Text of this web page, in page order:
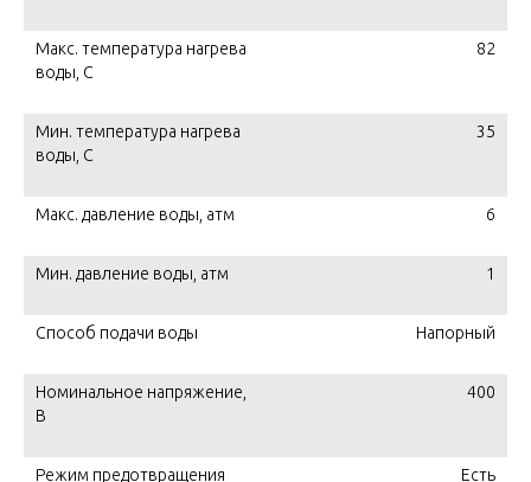
Макс. температура нагрева
воды, C
82
Мин. температура нагрева
воды, C
35
Макс. давление воды, атм 6
Мин. давление воды, атм 1
Способ подачи воды Напорный
Номинальное напряжение,
В
400
Режим предотвращения
Есть